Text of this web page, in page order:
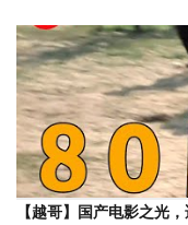
【越哥】国产电影之光